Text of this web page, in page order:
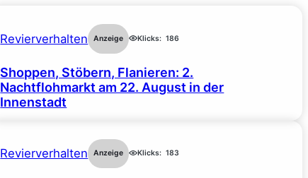
Revierverhalten Anzeige Klicks: 186
Shoppen, Stöbern, Flanieren: 2.
Nachtflohmarkt am 22. August in der
Innenstadt
Revierverhalten Anzeige Klicks: 183